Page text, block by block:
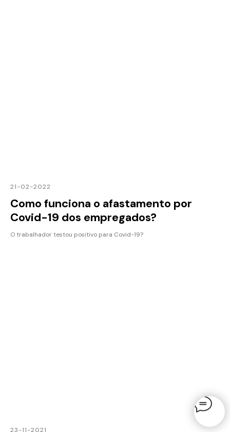
21-02-2022
Como funciona o afastamento por
Covid-19 dos empregados?
O trabalhador testou positivo para Covid-19?
23-11-2021